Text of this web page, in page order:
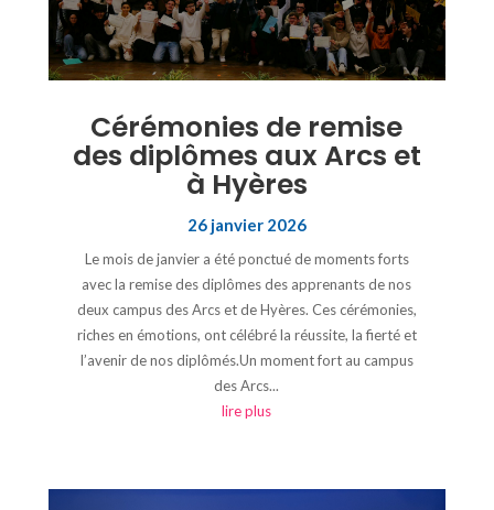
Cérémonies de remise
des diplômes aux Arcs et
à Hyères
26 janvier 2026
Le mois de janvier a été ponctué de moments forts
avec la remise des diplômes des apprenants de nos
deux campus des Arcs et de Hyères. Ces cérémonies,
riches en émotions, ont célébré la réussite, la fierté et
l’avenir de nos diplômés.Un moment fort au campus
des Arcs...
lire plus